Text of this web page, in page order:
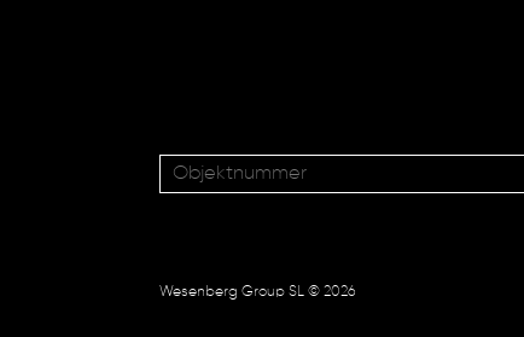
Wesenberg Group SL © 2026